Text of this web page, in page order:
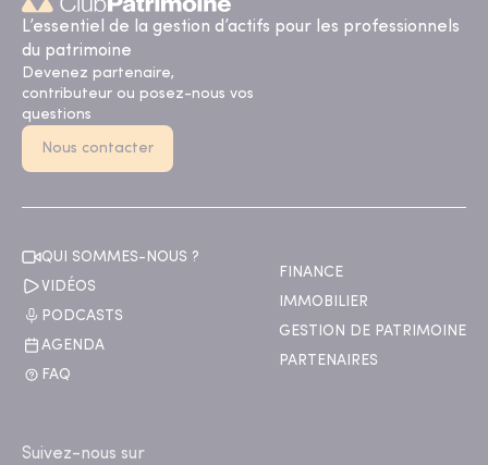
L’essentiel de la gestion d’actifs pour les professionnels
du patrimoine
Devenez partenaire,
contributeur ou posez-nous vos
questions
Nous contacter
QUI SOMMES-NOUS ?
VIDÉOS
PODCASTS
AGENDA
FAQ
FINANCE
IMMOBILIER
GESTION DE PATRIMOINE
PARTENAIRES
Suivez-nous sur